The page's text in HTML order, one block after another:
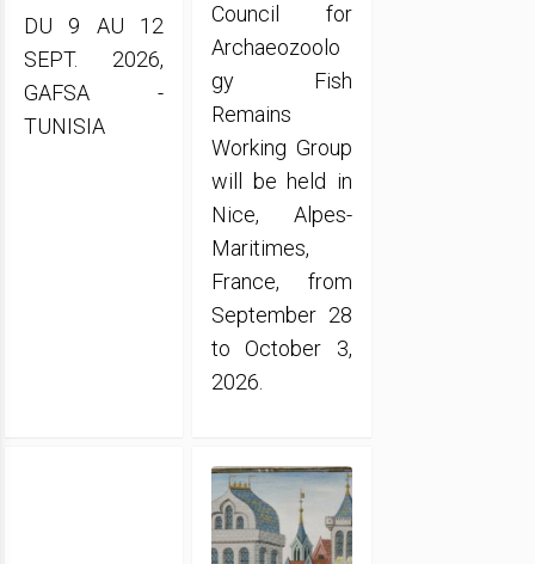
DU 9 AU 12
SEPT. 2026,
GAFSA -
TUNISIA
Council for
Archaeozoolo
gy Fish
Remains
Working Group
will be held in
Nice, Alpes-
Maritimes,
France, from
September 28
to October 3,
2026.